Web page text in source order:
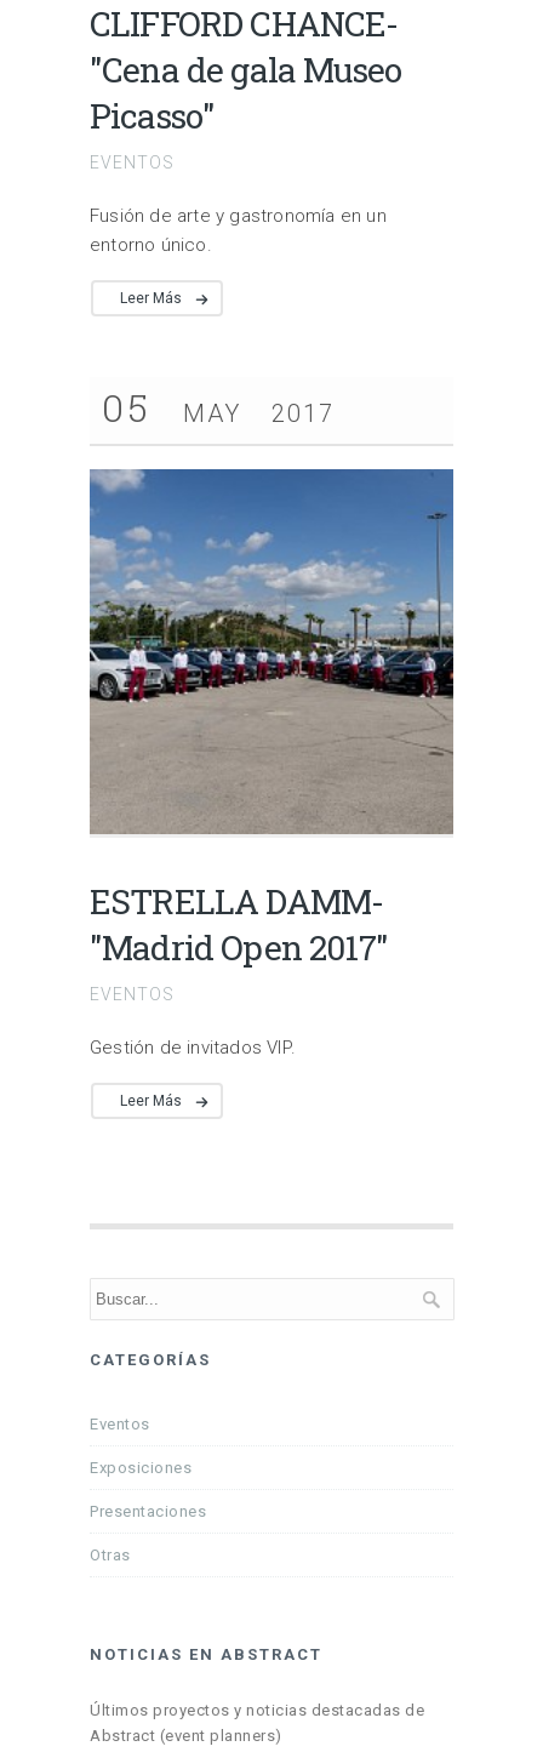
CLIFFORD CHANCE-
"Cena de gala Museo
Picasso"
EVENTOS
Fusión de arte y gastronomía en un
entorno único.
Leer Más
05 MAY 2017
ESTRELLA DAMM-
"Madrid Open 2017"
EVENTOS
Gestión de invitados VIP.
Leer Más
CATEGORÍAS
Eventos
Exposiciones
Presentaciones
Otras
NOTICIAS EN ABSTRACT
Últimos proyectos y noticias destacadas de
Abstract (event planners)